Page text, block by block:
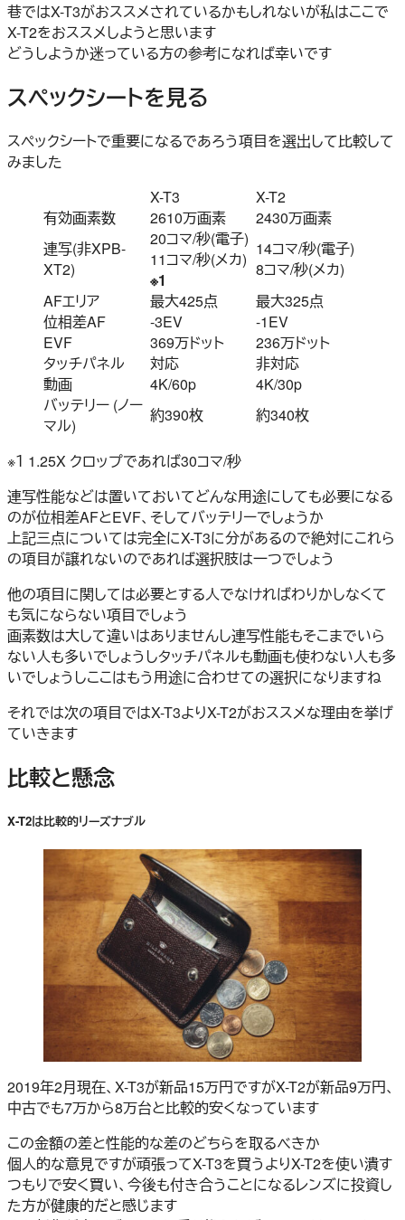
巷ではX-T3がおススメされているかもしれないが私はここで
X-T2をおススメしようと思います
どうしようか迷っている方の参考になれば幸いです
スペックシートを見る
スペックシートで重要になるであろう項目を選出して比較して
みました
X-T3
X-T2
有効画素数
2610万画素
2430万画素
連写(非XPB-
XT2)
20コマ/秒(電子)
11コマ/秒(メカ)
※1
14コマ/秒(電子)
8コマ/秒(メカ)
AFエリア
最大425点
最大325点
位相差AF
-3EV
-1EV
EVF
369万ドット
236万ドット
タッチパネル
対応
非対応
動画
4K/60p
4K/30p
バッテリー (ノー
マル)
約390枚 約340枚
※１ 1.25X クロップであれば30コマ/秒
連写性能などは置いておいてどんな用途にしても必要になる
のが位相差AFとEVF、そしてバッテリーでしょうか
上記三点については完全にX-T3に分があるので絶対にこれら
の項目が譲れないのであれば選択肢は一つでしょう
他の項目に関しては必要とする人でなければわりかしなくて
も気にならない項目でしょう
画素数は大して違いはありませんし連写性能もそこまでいら
ない人も多いでしょうしタッチパネルも動画も使わない人も多
いでしょうしここはもう用途に合わせての選択になりますね
それでは次の項目ではX-T3よりX-T2がおススメな理由を挙げ
ていきます
比較と懸念
X-T2は比較的リーズナブル
2019年2月現在、X-T3が新品15万円ですがX-T2が新品9万円、
中古でも7万から8万台と比較的安くなっています
この金額の差と性能的な差のどちらを取るべきか
個人的な意見ですが頑張ってX-T3を買うよりX-T2を使い潰す
つもりで安く買い、今後も付き合うことになるレンズに投資し
た方が健康的だと感じます